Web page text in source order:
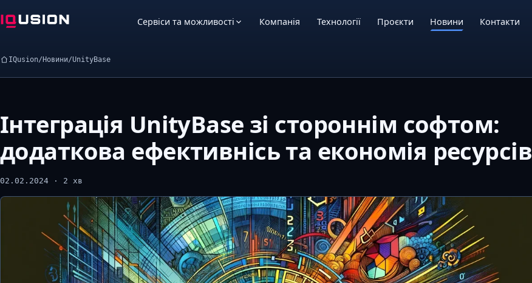
Сервіси та можливості Компанія Технології Проєкти Новини Контакти
IQusion/Новини/UnityBase
Інтеграція UnityBase зі стороннім софтом:
додаткова ефективнісь та економія ресурсів
02.02.2024 · 2 хв